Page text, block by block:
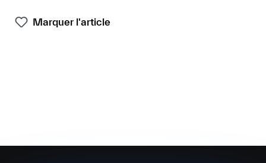
Marquer l'article